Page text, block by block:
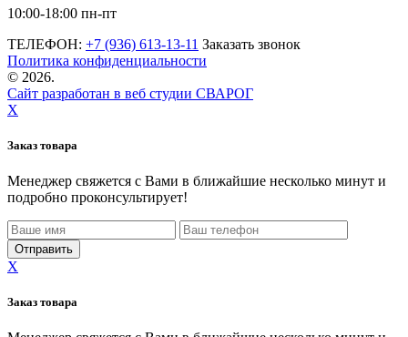
10:00-18:00 пн-пт
ТЕЛЕФОН: +7 (936) 613-13-11 Заказать звонок
Политика конфиденциальности
© 2026.
Сайт разработан в веб студии СВАРОГ
X
Заказ товара
Менеджер свяжется с Вами в ближайшие несколько минут и
подробно проконсультирует!
X
Заказ товара